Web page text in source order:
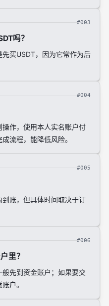
#003
吗？
买USDT，因为它常作为后
#004
作，使用本人实名账户付
流程，能降低风险。
#005
账，但具体时间取决于订
#006
里？
先到资金账户；如果要交
户。